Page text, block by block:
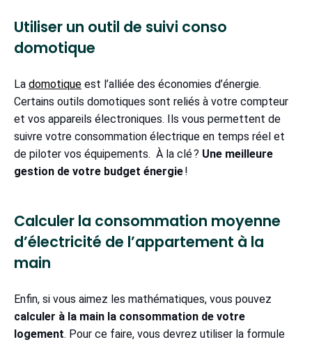
Utiliser un outil de suivi conso
domotique
La domotique est l’alliée des économies d’énergie.
Certains outils domotiques sont reliés à votre compteur
et vos appareils électroniques. Ils vous permettent de
suivre votre consommation électrique en temps réel et
de piloter vos équipements. À la clé ? Une meilleure
gestion de votre budget énergie!
Calculer la consommation moyenne
d’électricité de l’appartement à la
main
Enfin, si vous aimez les mathématiques, vous pouvez
calculer à la main la consommation de votre
logement. Pour ce faire, vous devrez utiliser la formule